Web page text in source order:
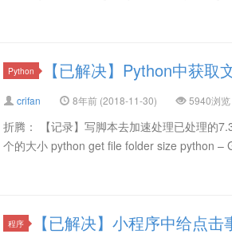
Python 【已解决】Python中获
crifan 8年前 (2018-11-30) 5940浏览
折腾： 【记录】写脚本去加速处理已处理的
个的大小 python get file folder size python –
程序
【已解决】小程序中给点